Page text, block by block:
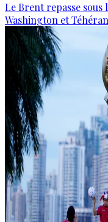
Le Brent repasse
Washington et Téhéran